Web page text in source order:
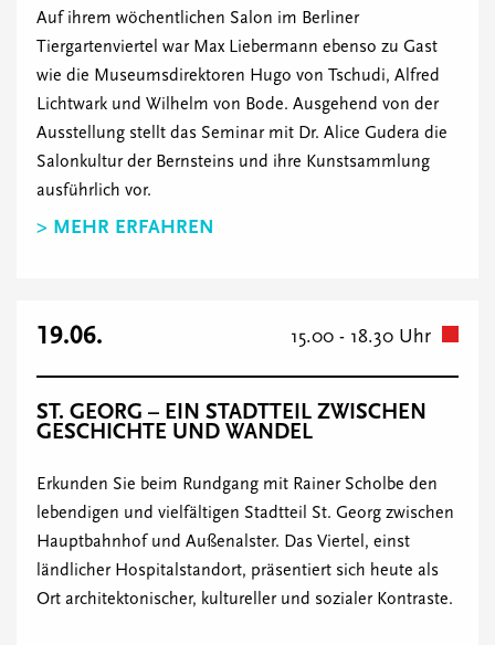
Auf ihrem wöchentlichen Salon im Berliner
Tiergartenviertel war Max Liebermann ebenso zu Gast
wie die Museumsdirektoren Hugo von Tschudi, Alfred
Lichtwark und Wilhelm von Bode. Ausgehend von der
Ausstellung stellt das Seminar mit Dr. Alice Gudera die
Salonkultur der Bernsteins und ihre Kunstsammlung
ausführlich vor.
> MEHR ERFAHREN
19.06. 15.00 - 18.30 Uhr
ST. GEORG – EIN STADTTEIL ZWISCHEN
GESCHICHTE UND WANDEL
Erkunden Sie beim Rundgang mit Rainer Scholbe den
lebendigen und vielfältigen Stadtteil St. Georg zwischen
Hauptbahnhof und Außenalster. Das Viertel, einst
ländlicher Hospitalstandort, präsentiert sich heute als
Ort architektonischer, kultureller und sozialer Kontraste.